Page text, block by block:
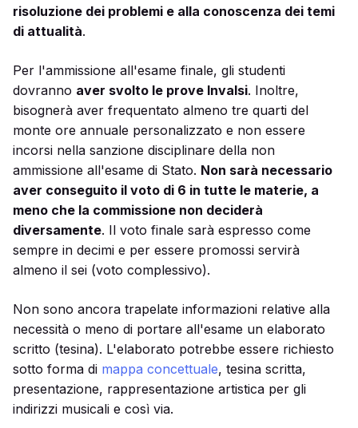
risoluzione dei problemi e alla conoscenza dei temi
di attualità.
Per l'ammissione all'esame finale, gli studenti
dovranno aver svolto le prove Invalsi. Inoltre,
bisognerà aver frequentato almeno tre quarti del
monte ore annuale personalizzato e non essere
incorsi nella sanzione disciplinare della non
ammissione all'esame di Stato. Non sarà necessario
aver conseguito il voto di 6 in tutte le materie, a
meno che la commissione non deciderà
diversamente. Il voto finale sarà espresso come
sempre in decimi e per essere promossi servirà
almeno il sei (voto complessivo).
Non sono ancora trapelate informazioni relative alla
necessità o meno di portare all'esame un elaborato
scritto (tesina). L'elaborato potrebbe essere richiesto
sotto forma di mappa concettuale, tesina scritta,
presentazione, rappresentazione artistica per gli
indirizzi musicali e così via.